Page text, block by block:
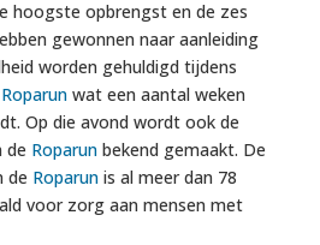
hoogste opbrengst en de zes
gewonnen naar aanleiding
worden gehuldigd tijdens
Roparunwat een aantal weken
Op die avond wordt ook de
de Roparunbekend gemaakt. De
de Roparunis al meer dan 78
voor zorg aan mensen met